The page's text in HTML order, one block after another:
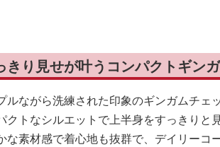
きり見せが叶うコンパクトギン
ルながら洗練された印象のギンガムチェ
クトなシルエットで上半身をすっきりと
な素材感で着心地も抜群で、デイリーコ